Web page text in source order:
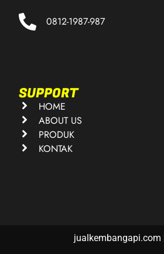
0812-1987-987
SUPPORT
HOME
ABOUT US
PRODUK
KONTAK
jualkembangapi.com